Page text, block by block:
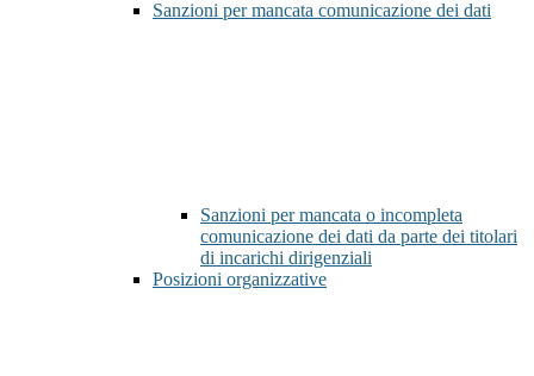
Sanzioni per mancata comunicazione dei dati
Sanzioni per mancata o incompleta
comunicazione dei dati da parte dei titolari
di incarichi dirigenziali
Posizioni organizzative